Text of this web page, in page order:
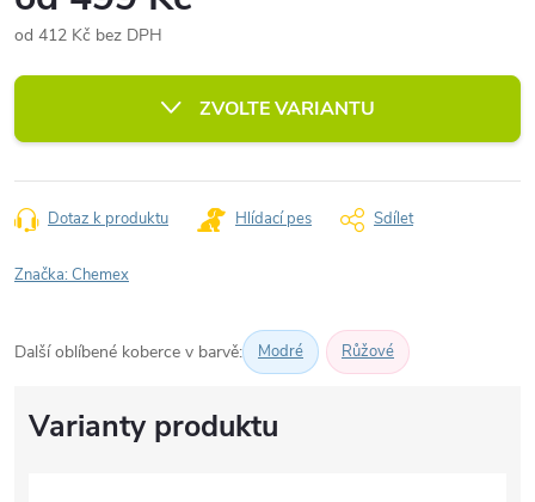
od 412 Kč bez DPH
cena:
ZVOLTE VARIANTU
Dotaz k produktu Hlídací pes Sdílet
Značka:Chemex
Další oblíbené koberce v barvě: Modré Růžové